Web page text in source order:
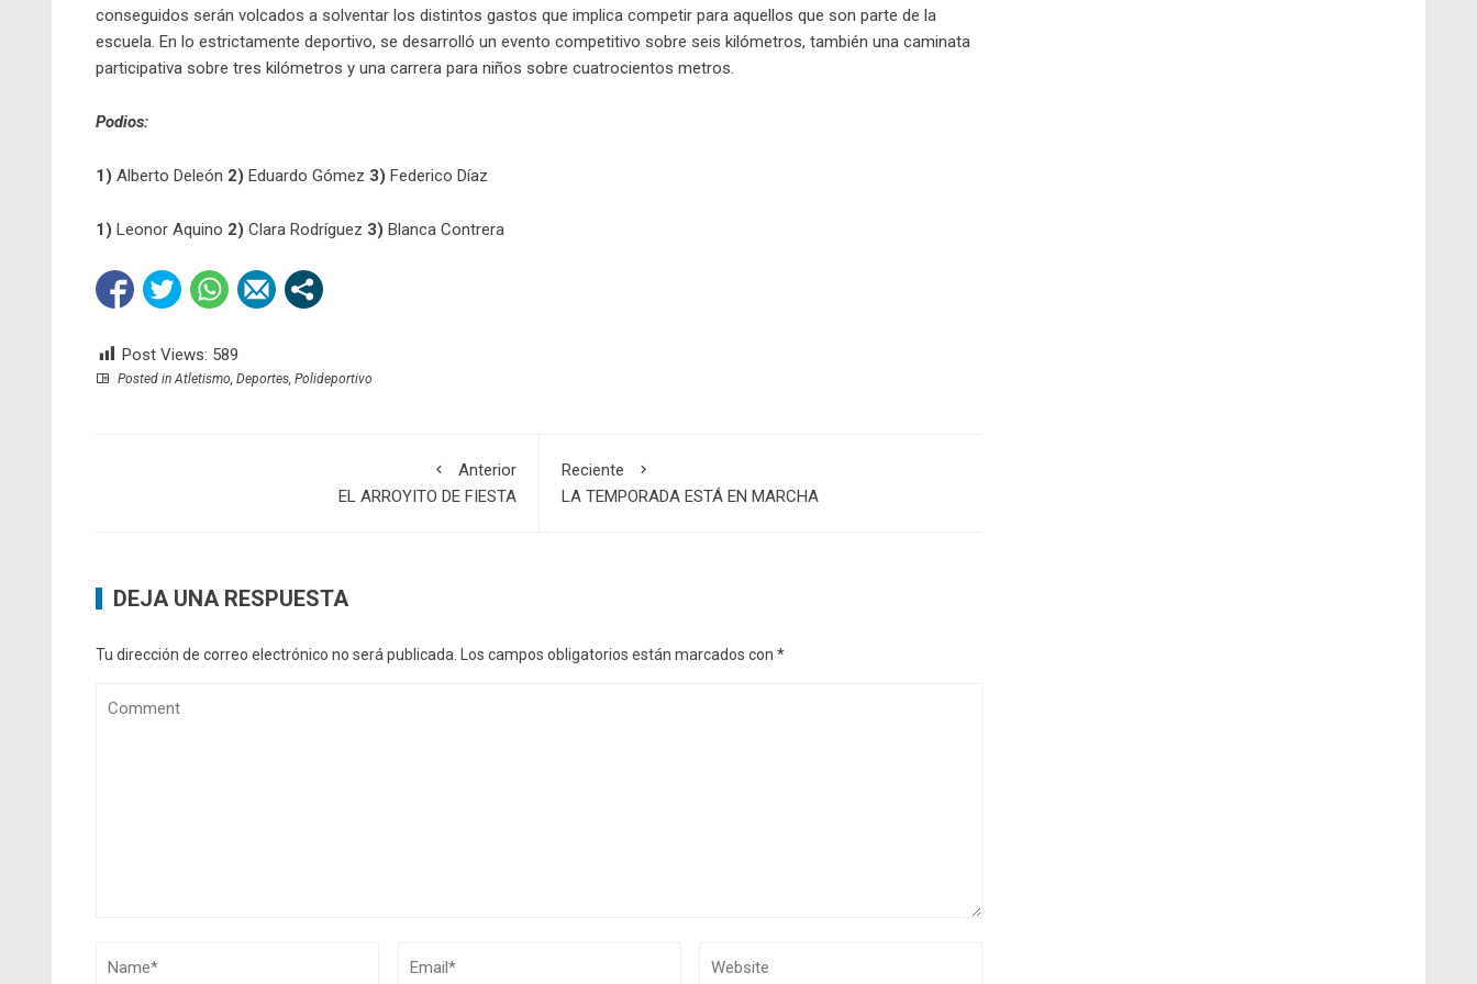
conseguidos serán volcados a solventar los distintos gastos que implica competir para aquellos que son parte de la
escuela. En lo estrictamente deportivo, se desarrolló un evento competitivo sobre seis kilómetros, también una caminata
participativa sobre tres kilómetros y una carrera para niños sobre cuatrocientos metros.
Podios:
1) Alberto Deleón 2) Eduardo Gómez 3) Federico Díaz
1) Leonor Aquino 2) Clara Rodríguez 3) Blanca Contrera
Post Views: 589
Posted inAtletismo, Deportes, Polideportivo
Anterior
EL ARROYITO DE FIESTA
Reciente
LA TEMPORADA ESTÁ EN MARCHA
DEJA UNA RESPUESTA
Tu dirección de correo electrónico no será publicada. Los campos obligatorios están marcados con *